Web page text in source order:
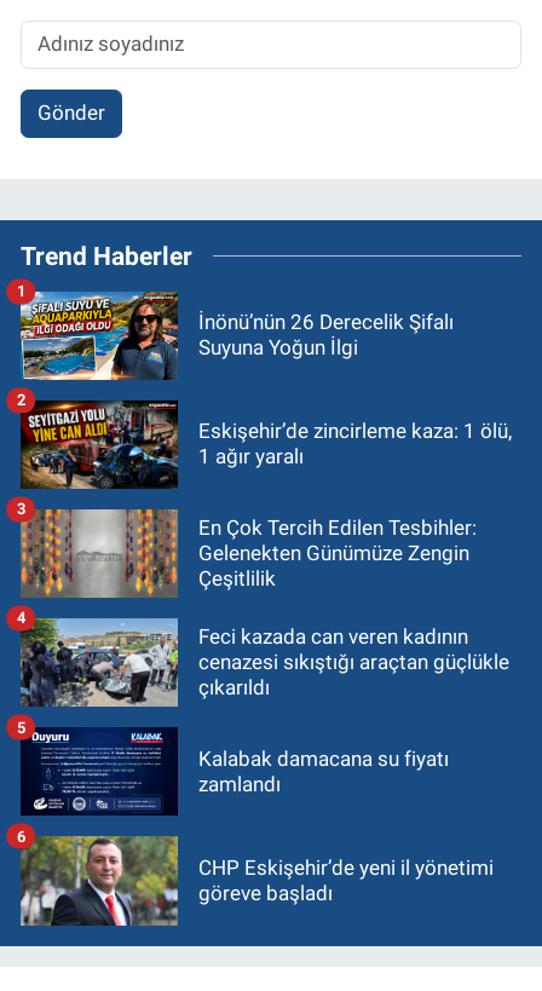
Gönder
Trend Haberler
İnönü’nün 26 Derecelik Şifalı
Suyuna Yoğun İlgi
1
Eskişehir’de zincirleme kaza: 1 ölü,
1 ağır yaralı
2
En Çok Tercih Edilen Tesbihler:
Gelenekten Günümüze Zengin
Çeşitlilik
3
Feci kazada can veren kadının
cenazesi sıkıştığı araçtan güçlükle
çıkarıldı
4
Kalabak damacana su fiyatı
zamlandı
5
CHP Eskişehir’de yeni il yönetimi
göreve başladı
6